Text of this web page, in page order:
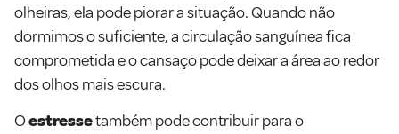
olheiras, ela pode piorar a situação. Quando não
dormimos o suficiente, a circulação sanguínea fica
comprometida e o cansaço pode deixar a área ao redor
dos olhos mais escura.
Oestressetambém pode contribuir para o